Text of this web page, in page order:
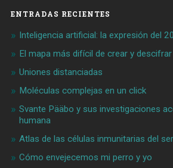
ENTRADAS RECIENTES
Inteligencia artificial: la expresión del
El mapa más difícil de crear y descifrar
Uniones distanciadas
Moléculas complejas en un click
Svante Pääbo y sus investigaciones
humana
Atlas de las células inmunitarias del
Cómo envejecemos mi perro y yo